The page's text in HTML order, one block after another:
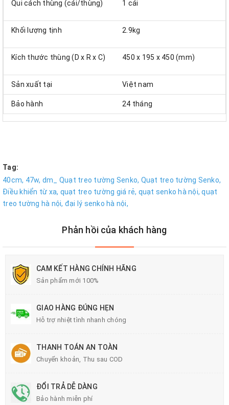
Qui cách thùng (cái/thùng) 1 cái
Khối lượng tịnh 2.9kg
Kích thước thùng (D x R x C) 450 x 195 x 450 (mm)
Sản xuất tại Việt nam
Bảo hành 24 tháng
Tag:
40cm, 47w, dm_ Quạt treo tường Senko, Quạt treo tường Senko,
Điều khiển từ xa, quạt treo tường giá rẻ, quạt senko hà nội, quạt
treo tường hà nội, đại lý senko hà nội,
Phản hồi của khách hàng
CAM KẾT HÀNG CHÍNH HÃNG
Sản phẩm mới 100%
GIAO HÀNG ĐÚNG HẸN
Hỗ trợ nhiệt tình nhanh chóng
THANH TOÁN AN TOÀN
Chuyển khoản, Thu sau COD
ĐỔI TRẢ DỄ DÀNG
Bảo hành miễn phí